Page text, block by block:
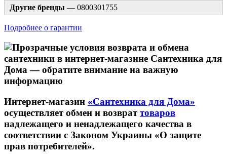
Другие бренды — 0800301755
Подробнее о гарантии
Интернет-магазин «Сантехника для Дома»
осуществляет обмен и возвраттоваров
надлежащего и ненадлежащего качества в
соответствии с Законом Украины «О защите
прав потребителей».